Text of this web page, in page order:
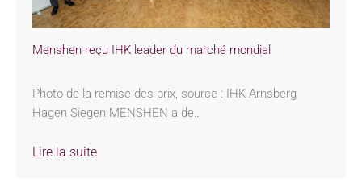
Menshen reçu IHK leader du marché mondial
Photo de la remise des prix, source : IHK Arnsberg
Hagen Siegen MENSHEN a de…
Lire la suite